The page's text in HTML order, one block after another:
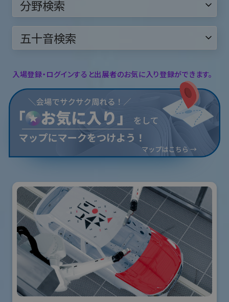
入場登録・ログインすると出展者のお気に入り登録ができます。